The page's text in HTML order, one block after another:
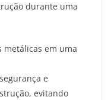
durante uma
metálicas em uma
e
evitando